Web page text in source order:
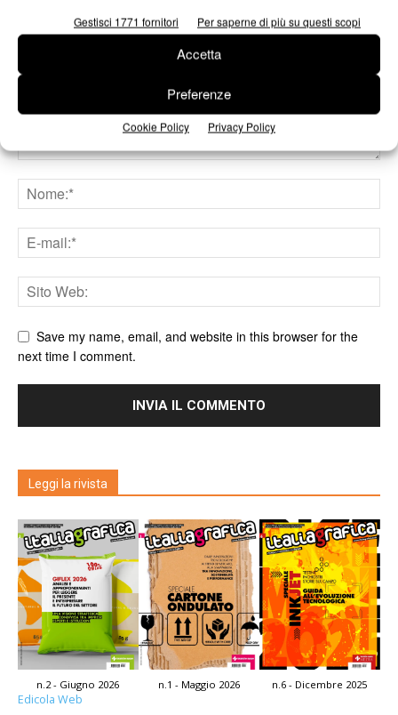
Gestisci 1771 fornitori Per saperne di più su questi scopi
Accetta
Preferenze
Cookie Policy Privacy Policy
Save my name, email, and website in this browser for the
next time I comment.
Leggi la rivista
n.2 - Giugno 2026 n.1 - Maggio 2026 n.6 - Dicembre 2025
Edicola Web